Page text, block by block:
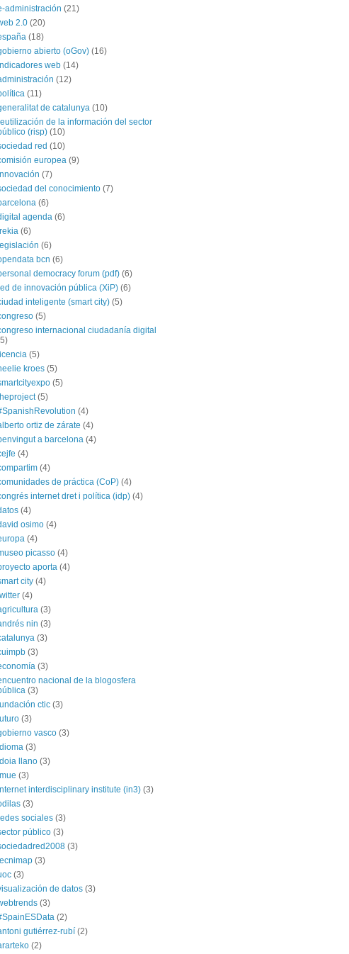
administración (21)
2.0 (20)
(18)
abierto (oGov) (16)
web (14)
(12)
(11)
de catalunya (10)
de la información del sector
(risp) (10)
red (10)
europea (9)
(7)
del conocimiento (7)
(6)
agenda (6)
(6)
legislación (6)
bcn (6)
democracy forum (pdf) (6)
de innovación pública (XiP) (6)
inteligente (smart city) (5)
(5)
internacional ciudadanía digital
licencia (5)
kroes (5)
(5)
(5)
(4)
ortiz de zárate (4)
a barcelona (4)
(4)
(4)
de práctica (CoP) (4)
internet dret i política (idp) (4)
(4)
osimo (4)
(4)
picasso (4)
aporta (4)
city (4)
(4)
(3)
nin (3)
(3)
(3)
(3)
nacional de la blogosfera
(3)
ctic (3)
(3)
vasco (3)
(3)
llano (3)
(3)
interdisciplinary institute (in3) (3)
(3)
sociales (3)
público (3)
(3)
(3)
(3)
de datos (3)
(3)
(2)
gutiérrez-rubí (2)
(2)